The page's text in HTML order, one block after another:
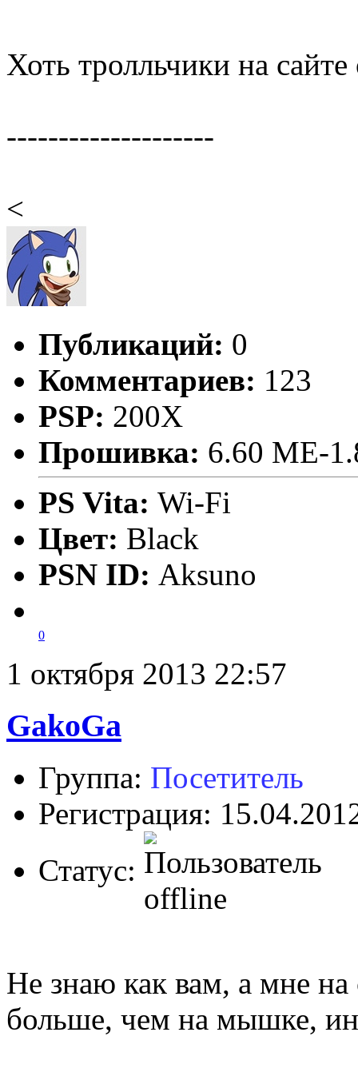
Хоть тролльчики на
--------------------
<
Публикаций: 0
Комментариев: 123
PSP: 200X
Прошивка: 6.60 ME-
PS Vita: Wi-Fi
Цвет: Black
PSN ID: Aksuno
0
1 октября 2013 22:57
GakoGa
Группа: Посетитель
Регистрация:
Статус:
Не знаю как вам, а мне
больше, чем на мышке,